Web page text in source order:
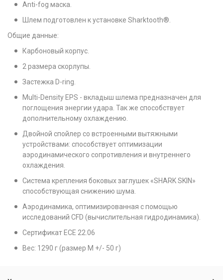
Anti-fog маска.
Шлем подготовлен к установке Sharktooth®.
Общие данные:
Карбоновый корпус.
2 размера скорлупы.
Застежка D-ring.
Multi-Density EPS - вкладыш шлема предназначен для
поглощения энергии удара. Так же способствует
дополнительному охлаждению.
Двойной спойлер со встроенными вытяжными
устройствами: способствует оптимизации
аэродинамического сопротивления и внутреннего
охлаждения.
Система крепления боковых заглушек «SHARK SKIN»
способствующая снижению шума.
Аэродинамика, оптимизированная с помощью
исследований CFD (вычислительная гидродинамика).
Cертификат ECE 22.06
Вес: 1290 г (размер М +/- 50 г)